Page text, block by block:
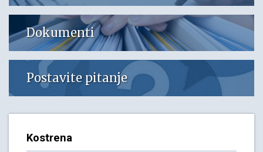
Dokumenti
Postavite pitanje
Kostrena